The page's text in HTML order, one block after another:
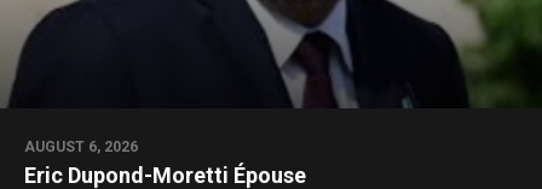
AUGUST 6, 2026
Eric Dupond-Moretti Épouse